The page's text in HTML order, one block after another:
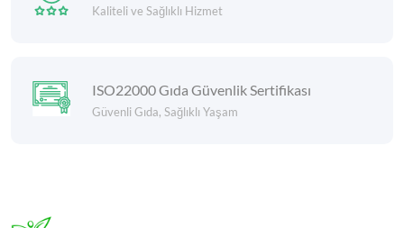
Kaliteli ve Sağlıklı Hizmet
ISO22000 Gıda Güvenlik Sertifikası
Güvenli Gıda, Sağlıklı Yaşam